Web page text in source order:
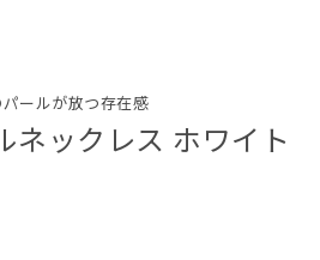
ネックレス ホワイト
ールが放つ存在感